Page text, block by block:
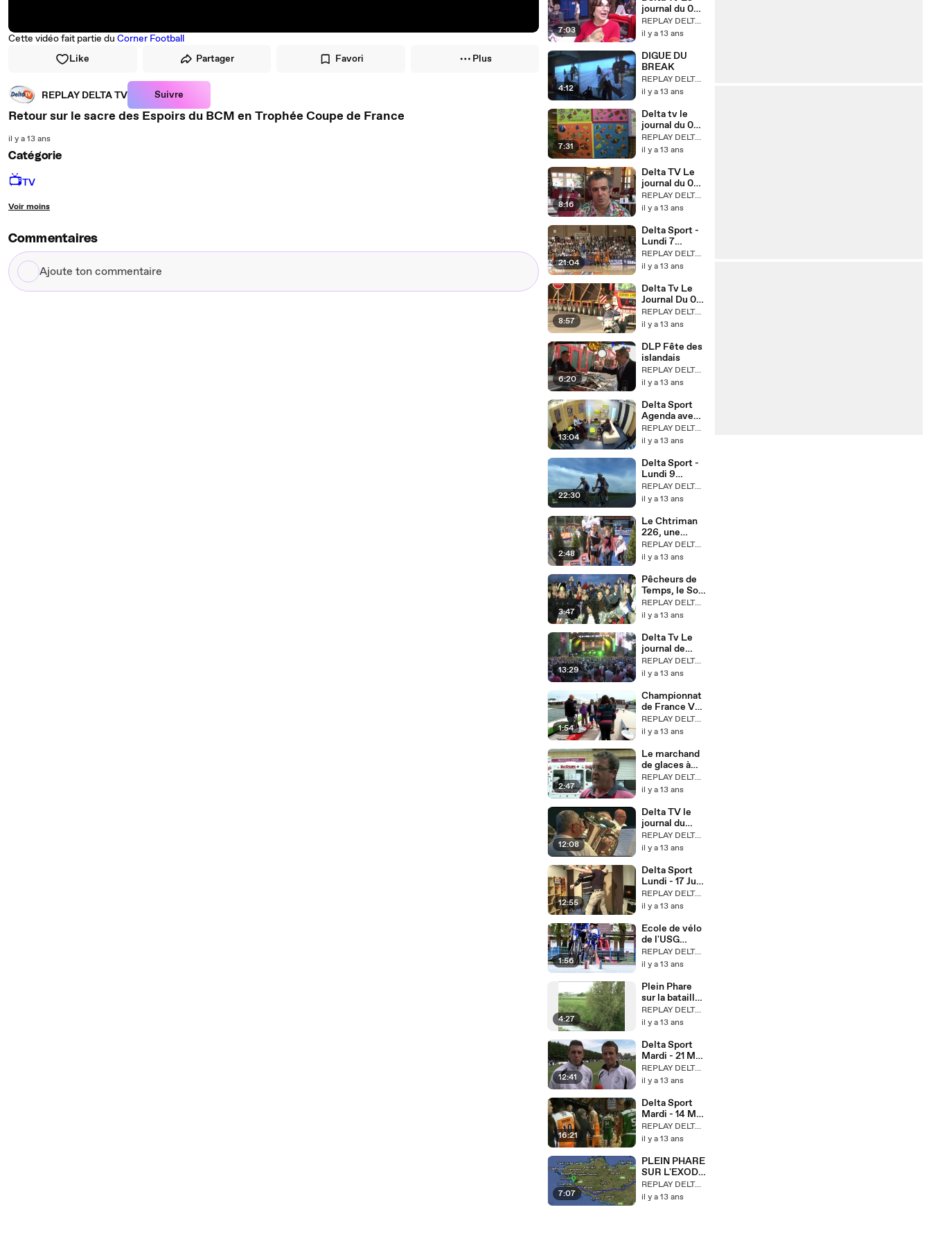
Cette vidéo fait partie du Corner Football
Like
Partager Favori Plus
REPLAY DELTA TV Suivre
Retour sur le sacre des Espoirs du BCM en Trophée Coupe de France
il y a 13 ans
Catégorie
📺TV
Voir moins
Commentaires
Ajoute
ton
7:03
journal du 07
octobre 2013
REPLAY DELTA TV
il y a 13 ans
4:12
DIGUE DU
BREAK
REPLAY DELTA TV
il y a 13 ans
7:31
Delta tv le
journal du 09
octobre 2013
REPLAY DELTA TV
il y a 13 ans
8:16
Delta TV Le
journal du 08
octobre 2013
REPLAY DELTA TV
il y a 13 ans
21:04
Delta Sport -
Lundi 7
octobre 2013
REPLAY DELTA TV
il y a 13 ans
8:57
Delta Tv Le
Journal Du 03
octobre 2013
REPLAY DELTA TV
il y a 13 ans
6:20
DLP Fête des
islandais
REPLAY DELTA TV
il y a 13 ans
13:04
Delta Sport
Agenda avec
Youri Kalenga
REPLAY DELTA TV
il y a 13 ans
22:30
Delta Sport -
Lundi 9
Septembre
2013
REPLAY DELTA TV
il y a 13 ans
2:48
Le Chtriman
226, une
épreuve à
affronter en
REPLAY DELTA TV
il y a 13 ans
3:47
Pêcheurs de
Temps, le Son
& Lumières de
Gravelines
REPLAY DELTA TV
il y a 13 ans
13:29
Delta Tv Le
journal de
l'été : Mardi
23 juillet 2013
REPLAY DELTA TV
il y a 13 ans
1:54
Championnat
de France Va'a
et Ocean
Racing
REPLAY DELTA TV
il y a 13 ans
2:47
Le marchand
de glaces à
Bourbourg
REPLAY DELTA TV
il y a 13 ans
12:08
Delta TV le
journal du
mercredi 26
juin 2013
REPLAY DELTA TV
il y a 13 ans
12:55
Delta Sport
Lundi - 17 Juin
2013
REPLAY DELTA TV
il y a 13 ans
1:56
Ecole de vélo
de l'USG
Cyclisme
Gravelines
REPLAY DELTA TV
il y a 13 ans
4:27
Plein Phare
sur la bataille
du cochon
noir de 1940
REPLAY DELTA TV
il y a 13 ans
12:41
Delta Sport
Mardi - 21 Mai
2013
REPLAY DELTA TV
il y a 13 ans
16:21
Delta Sport
Mardi - 14 Mai
2013
REPLAY DELTA TV
il y a 13 ans
7:07
PLEIN PHARE
SUR L'EXODE
MARITIME REPLAY DELTA TV
il y a 13 ans